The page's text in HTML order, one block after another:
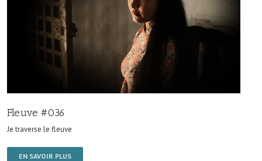
Fleuve #036
Je traverse le fleuve
EN SAVOIR PLUS